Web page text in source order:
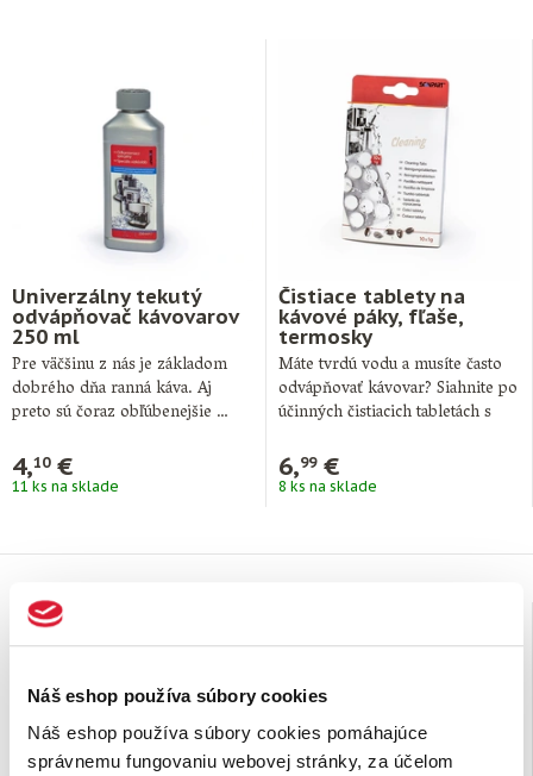
Náš eshop používa súbory cookies
Náš eshop používa súbory cookies pomáhajúce
správnemu fungovaniu webovej stránky, za účelom
Univerzálny tekutý
odvápňovač kávovarov
250 ml
Pre väčšinu z nás je základom
dobrého dňa ranná káva. Aj
preto sú čoraz obľúbenejšie …
4,10€
11 ks na sklade
Čistiace tablety na
kávové páky, fľaše,
termosky
Máte tvrdú vodu a musíte často
odvápňovať kávovar? Siahnite po
účinných čistiacich tabletách s
6,99€
8 ks na sklade